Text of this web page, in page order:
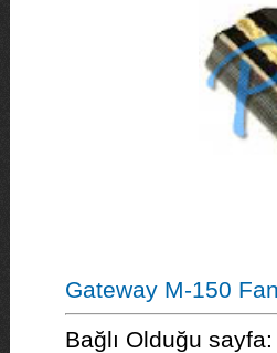
Gateway M-150
Bağlı Olduğu sayfa: